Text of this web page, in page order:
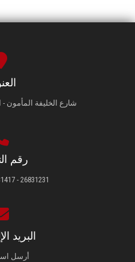
شارع الخليفة المأمون -
رقم
26831231 - 26831417 - 26831474
البريد
أرسل